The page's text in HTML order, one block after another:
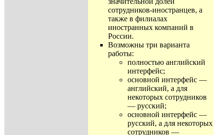
сотрудников-иностранцев, а
также в филиалах
иностранных компаний в
России.
Возможны три варианта
работы:
полностью английский
интерфейс;
основной интерфейс —
английский, а для
некоторых сотрудников
— русский;
основной интерфейс —
русский, а для некоторых
сотрудников —